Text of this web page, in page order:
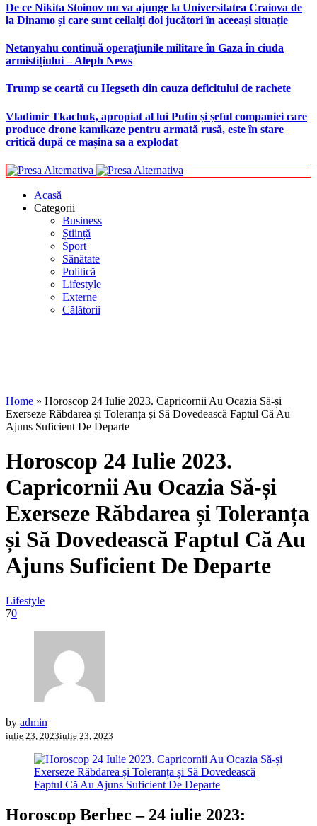
De ce Nikita Stoinov nu va ajunge la Universitatea Craiova de
la Dinamo și care sunt ceilalți doi jucători în aceeași situație
Netanyahu continuă operațiunile militare în Gaza în ciuda
armistițiului – Aleph News
Trump se ceartă cu Hegseth din cauza deficitului de rachete
Vladimir Tkachuk, apropiat al lui Putin și șeful companiei care
produce drone kamikaze pentru armată rusă, este în stare
critică după ce mașina sa a explodat
Acasă
Categorii
Business
Știință
Sport
Sănătate
Politică
Lifestyle
Externe
Călătorii
Home » Horoscop 24 Iulie 2023. Capricornii Au Ocazia Să-și
Exerseze Răbdarea și Toleranța și Să Dovedească Faptul Că Au
Ajuns Suficient De Departe
Horoscop 24 Iulie 2023.
Capricornii Au Ocazia Să-și
Exerseze Răbdarea și Toleranța
și Să Dovedească Faptul Că Au
Ajuns Suficient De Departe
Lifestyle
70
by admin
iulie 23, 2023iulie 23, 2023
Horoscop Berbec – 24 iulie 2023: